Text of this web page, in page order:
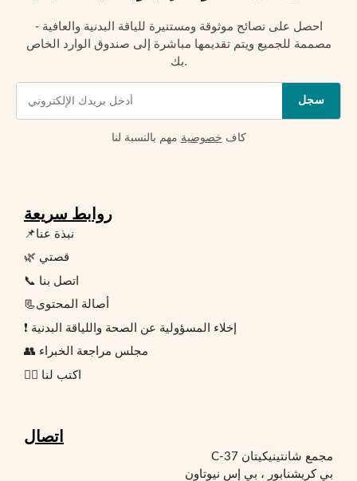
احصل على نصائح موثوقة ومستنيرة للياقة البدنية والعافية -
مصممة للجميع ويتم تقديمها مباشرة إلى صندوق الوارد الخاص
بك.
سجل
كاف خصوصية مهم بالنسبة لنا
روابط سريعة
📌نبذة عنا
🌿 قصتي
📞 اتصل بنا
📃أصالة المحتوى
❗ إخلاء المسؤولية عن الصحة واللياقة البدنية
👥 مجلس مراجعة الخبراء
✍🏻 اكتب لنا
اتصال
مجمع شانتينيكيتان C-37
بي كريشنابور ، بي إس نيوتاون